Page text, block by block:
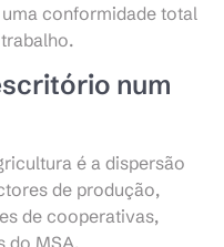
conformidade total
num
é a dispersão
de produção,
de cooperativas,
do MSA.